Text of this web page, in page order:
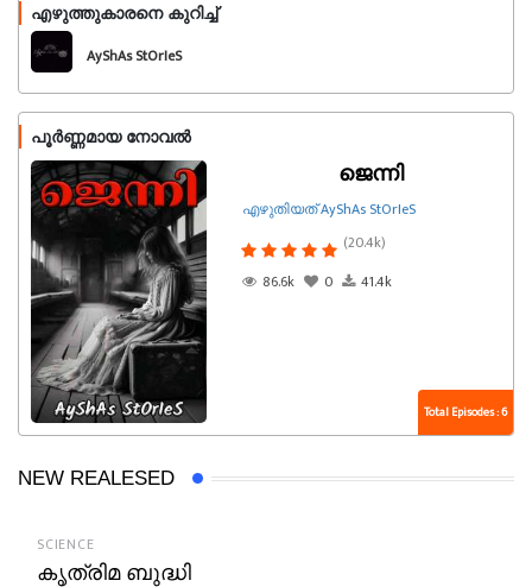
എഴുത്തുകാരനെ കുറിച്ച്
AyShAs StOrIeS
പൂർണ്ണമായ നോവൽ
ജെന്നി
എഴുതിയത് AyShAs StOrIeS
(20.4k)
86.6k
0 41.4k
Total Episodes : 6
NEW REALESED
SCIENCE
കൃത്രിമ ബുദ്ധി